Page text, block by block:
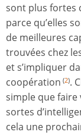
sont plus fortes
parce qu’elles
de meilleures
trouvées chez
et s’impliquer
coopération (2).
simple que faire
sortes
cela une